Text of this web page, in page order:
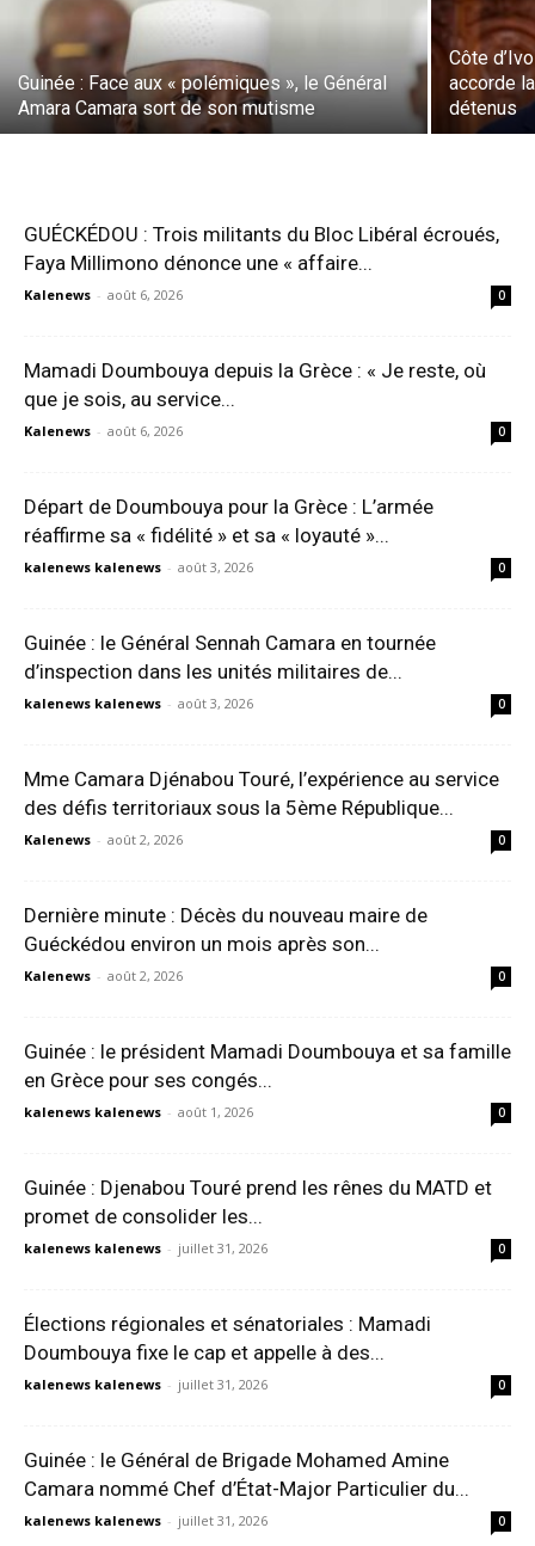
Guinée : Face aux « polémiques », le Général
Amara Camara sort de son mutisme
Côte
accorde
détenus
GUÉCKÉDOU : Trois militants du Bloc Libéral écroués,
Faya Millimono dénonce une « affaire...
Kalenews - août 6, 2026 0
Mamadi Doumbouya depuis la Grèce : « Je reste, où
que je sois, au service...
Kalenews - août 6, 2026 0
Départ de Doumbouya pour la Grèce : L’armée
réaffirme sa « fidélité » et sa « loyauté »...
kalenews kalenews - août 3, 2026 0
Guinée : le Général Sennah Camara en tournée
d’inspection dans les unités militaires de...
kalenews kalenews - août 3, 2026 0
Mme Camara Djénabou Touré, l’expérience au service
des défis territoriaux sous la 5ème République...
Kalenews - août 2, 2026 0
Dernière minute : Décès du nouveau maire de
Guéckédou environ un mois après son...
Kalenews - août 2, 2026 0
Guinée : le président Mamadi Doumbouya et sa famille
en Grèce pour ses congés...
kalenews kalenews - août 1, 2026 0
Guinée : Djenabou Touré prend les rênes du MATD et
promet de consolider les...
kalenews kalenews - juillet 31, 2026 0
Élections régionales et sénatoriales : Mamadi
Doumbouya fixe le cap et appelle à des...
kalenews kalenews - juillet 31, 2026 0
Guinée : le Général de Brigade Mohamed Amine
Camara nommé Chef d’État-Major Particulier du...
kalenews kalenews - juillet 31, 2026 0